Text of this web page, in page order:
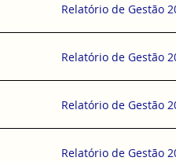
Relatório de Gestão
Relatório de Gestão
Relatório de Gestão
Relatório de Gestão